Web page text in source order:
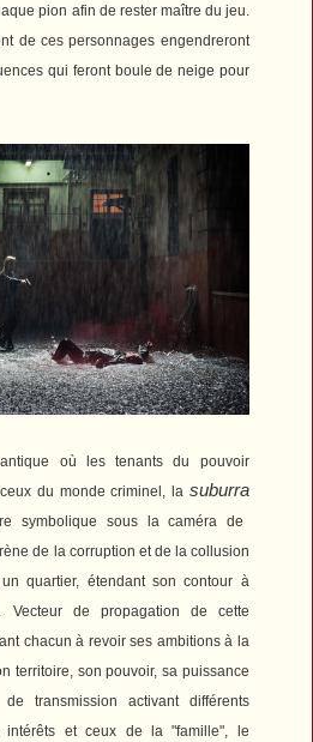
pion afin de rester maître du jeu.
de ces personnages engendreront
qui feront boule de neige pour
où les tenants du pouvoir
du monde criminel, la suburra
symbolique sous la caméra de
de la corruption et de la collusion
quartier, étendant son contour à
. Vecteur de propagation de cette
chacun à revoir ses ambitions à la
territoire, son pouvoir, sa puissance
de transmission activant différents
intérêts et ceux de la "famille", le